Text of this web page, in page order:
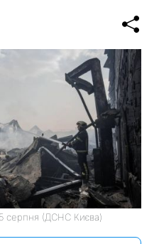
серпня (ДСНС Києва)